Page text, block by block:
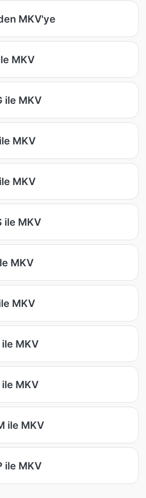
MKV'ye
MKV
ile MKV
MKV
MKV
ile MKV
MKV
MKV
MKV
MKV
ile MKV
ile MKV